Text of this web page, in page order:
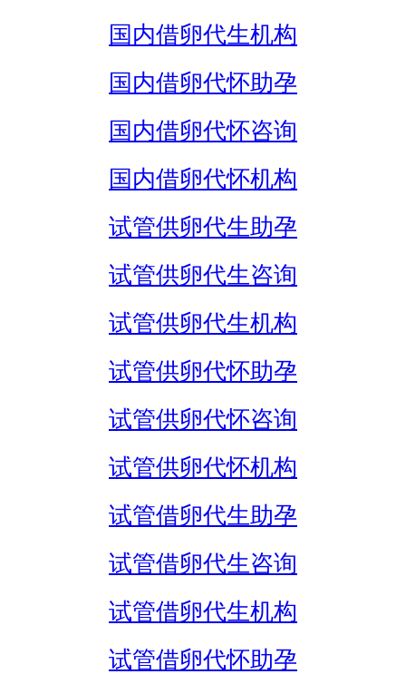
国内借卵代生机构
国内借卵代怀助孕
国内借卵代怀咨询
国内借卵代怀机构
试管供卵代生助孕
试管供卵代生咨询
试管供卵代生机构
试管供卵代怀助孕
试管供卵代怀咨询
试管供卵代怀机构
试管借卵代生助孕
试管借卵代生咨询
试管借卵代生机构
试管借卵代怀助孕